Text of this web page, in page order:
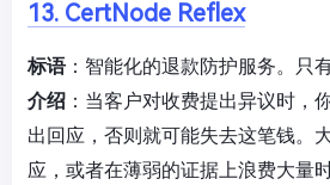
13. CertNode Reflex
标语：智能化的退款防护服务。只
介绍 ：当客户对收费提出异议时，
出回应，否则就可能失去这笔钱。
应，或者在薄弱的证据上浪费大量